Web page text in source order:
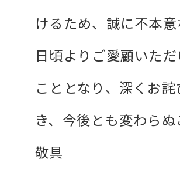
けるため、誠に不本
日頃よりご愛顧いた
こととなり、深くお
き、今後とも変わら
敬具